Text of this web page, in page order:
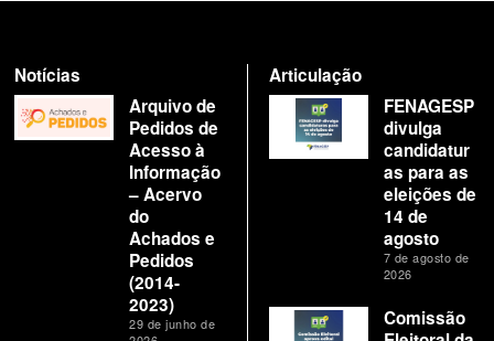
Notícias
Arquivo de
Pedidos de
Acesso à
Informação
– Acervo
do
Achados e
Pedidos
(2014-
2023)
29 de junho de
Articulação
FENAGESP
divulga
candidatur
as para as
eleições de
14 de
agosto
7 de agosto de
2026
Comissão